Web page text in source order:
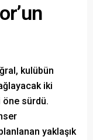
kulübün
iki
sürdü.
yaklaşık